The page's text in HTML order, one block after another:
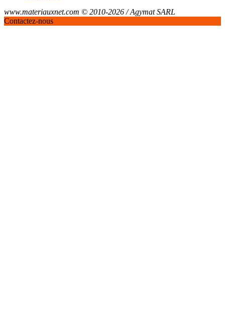
www.materiauxnet.com © 2010-2026 / Agymat SARL
Contactez-nous